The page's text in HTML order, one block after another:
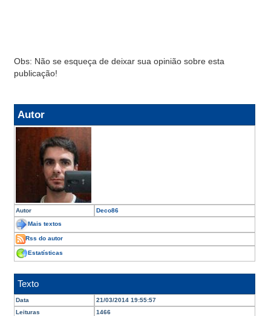
Obs: Não se esqueça de deixar sua opinião sobre esta
publicação!
Autor
Autor Deco86
Mais textos
Rss do autor
Estatísticas
Texto
Data
21/03/2014 19:55:57
Leituras
1466